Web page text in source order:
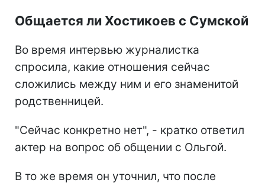
Общается ли Хостикоев с Сумской
Во время интервью журналистка
спросила, какие отношения сейчас
сложились между ним и его знаменитой
родственницей.
"Сейчас конкретно нет", - кратко ответил
актер на вопрос об общении с Ольгой.
В то же время он уточнил, что после